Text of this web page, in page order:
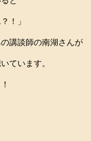
！」
講談師の南湖さんが
ています。